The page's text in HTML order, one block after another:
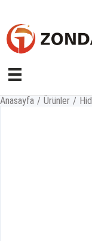
Anasayfa / Ürünler /